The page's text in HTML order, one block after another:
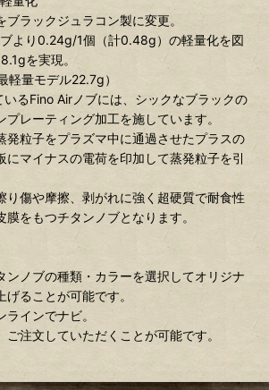
ラックジュラコン製に変更。
より0.24g/1個（計0.48g）の軽量化を図
を実現。
軽量モデル22.7g）
るFino Airノブには、シックなブラックの
プレーティング加工を施しています。
発粒子をプラズマ中に通過させたプラスの
にマイナスの電荷を印加して蒸発粒子を引
り傷や摩擦、剥がれに強く超硬質で耐食性
膜をもつチタンノブとなります。
ンノブの種類・カラーを選択してオリジナ
ることが可能です。
インでナビ。
注文していただくことが可能です。